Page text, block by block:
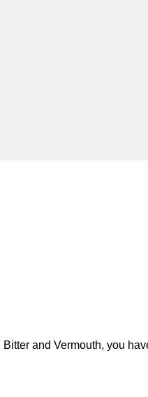
and Vermouth, you